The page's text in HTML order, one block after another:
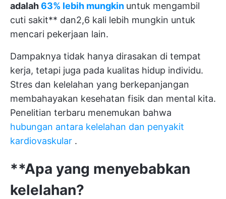
adalah63% lebih mungkin untuk mengambil
cuti sakit** dan2,6 kali lebih mungkin untuk
mencari pekerjaan lain.
Dampaknya tidak hanya dirasakan di tempat
kerja, tetapi juga pada kualitas hidup individu.
Stres dan kelelahan yang berkepanjangan
membahayakan kesehatan fisik dan mental kita.
Penelitian terbaru menemukan bahwa
hubungan antara kelelahan dan penyakit
kardiovaskular .
**Apa yang menyebabkan
kelelahan?